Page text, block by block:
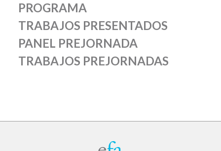
PROGRAMA
TRABAJOS PRESENTADOS
PANEL PREJORNADA
TRABAJOS PREJORNADAS